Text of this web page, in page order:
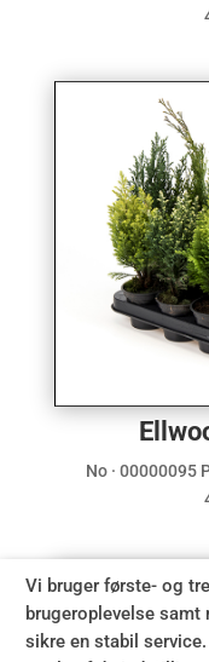
No · 00000095
Vi bruger første- og
brugeroplevelse
sikre en stabil